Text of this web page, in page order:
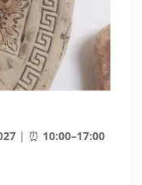
| ⏰ 10:00–17:00